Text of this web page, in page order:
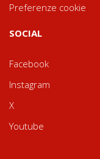
Preferenze cookie
SOCIAL
Facebook
Instagram
X
Youtube